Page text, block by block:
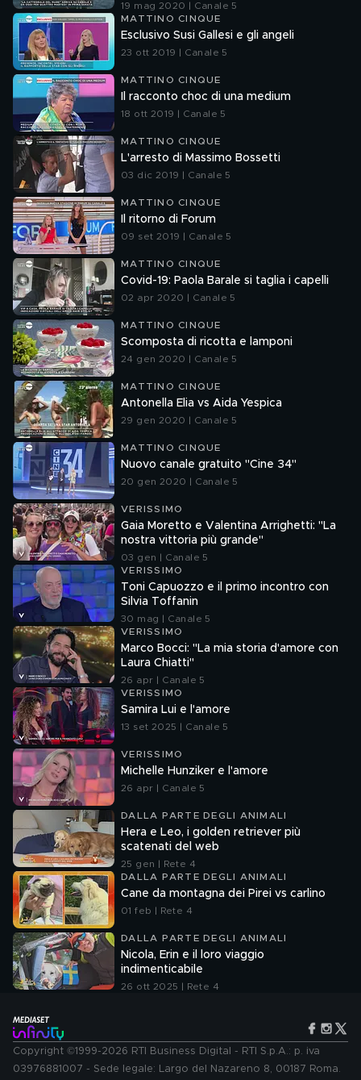
19 mag 2020 | Canale 5
MATTINO CINQUE
Esclusivo Susi Gallesi e gli angeli
23 ott 2019 | Canale 5
MATTINO CINQUE
Il racconto choc di una medium
18 ott 2019 | Canale 5
MATTINO CINQUE
L'arresto di Massimo Bossetti
03 dic 2019 | Canale 5
MATTINO CINQUE
Il ritorno di Forum
09 set 2019 | Canale 5
MATTINO CINQUE
Covid-19: Paola Barale si taglia i capelli
02 apr 2020 | Canale 5
MATTINO CINQUE
Scomposta di ricotta e lamponi
24 gen 2020 | Canale 5
MATTINO CINQUE
Antonella Elia vs Aida Yespica
29 gen 2020 | Canale 5
MATTINO CINQUE
Nuovo canale gratuito "Cine 34"
20 gen 2020 | Canale 5
VERISSIMO
Gaia Moretto e Valentina Arrighetti: "La
nostra vittoria più grande"
03 gen | Canale 5
VERISSIMO
Toni Capuozzo e il primo incontro con
Silvia Toffanin
30 mag | Canale 5
VERISSIMO
Marco Bocci: "La mia storia d'amore con
Laura Chiatti"
26 apr | Canale 5
VERISSIMO
Samira Lui e l'amore
13 set 2025 | Canale 5
VERISSIMO
Michelle Hunziker e l'amore
26 apr | Canale 5
DALLA PARTE DEGLI ANIMALI
Hera e Leo, i golden retriever più
scatenati del web
25 gen | Rete 4
DALLA PARTE DEGLI ANIMALI
Cane da montagna dei Pirei vs carlino
01 feb | Rete 4
DALLA PARTE DEGLI ANIMALI
Nicola, Erin e il loro viaggio
indimenticabile
26 ott 2025 | Rete 4
Copyright ©1999-2026 RTI Business Digital - RTI S.p.A.: p. iva
03976881007 - Sede legale: Largo del Nazareno 8, 00187 Roma.